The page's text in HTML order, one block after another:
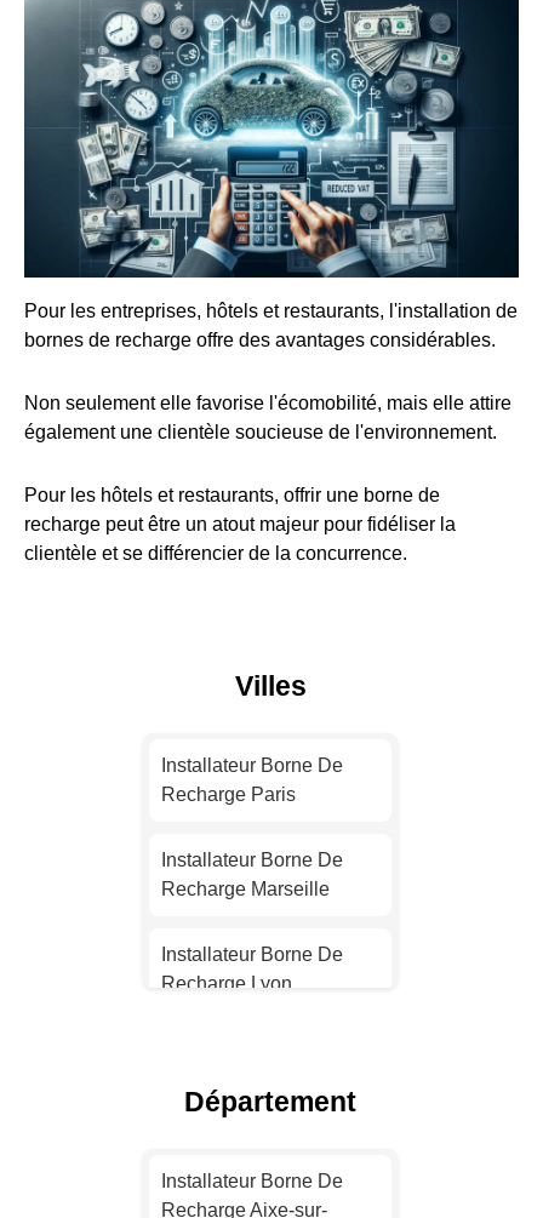
Pour les entreprises, hôtels et restaurants, l'installation de
bornes de recharge offre des avantages considérables.
Non seulement elle favorise l'écomobilité, mais elle attire
également une clientèle soucieuse de l'environnement.
Pour les hôtels et restaurants, offrir une borne de
recharge peut être un atout majeur pour fidéliser la
clientèle et se différencier de la concurrence.
Villes
Installateur Borne De
Recharge Paris
Installateur Borne De
Recharge Marseille
Installateur Borne De
Recharge Lyon
Recharge Nice
Département
Installateur Borne De
Recharge Aixe-sur-